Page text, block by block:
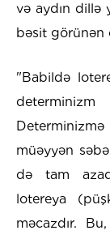
və aydın dillə
bəsit görünən
"Babildə
determinizm
müəyyən
də tam
lotereya
məcazdır.